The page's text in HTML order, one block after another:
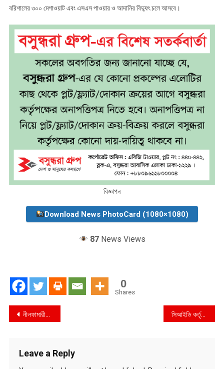
বরিশালের ৩০০ মেগাওয়াট এবং এসএস পাওয়ার ও আদানির বিদ্যুৎ চলে আসবে।
বিজ্ঞাপন
Download News PhotoCard (1080×1080)
87News Views
0
Shares
Post
নীলফামারীর পুলিশ সুপার কর্তৃক সৈয়দপুর-সার্কেল অফিস পরিদর্শন সিআইডি কর্তৃক দিনাজপুরে বিদ্যালয় পরিদর্শকের স্বাক্ষর জালিয়াতি চক্রের ১ সদস্য গ্রেফতার
Leave a Reply